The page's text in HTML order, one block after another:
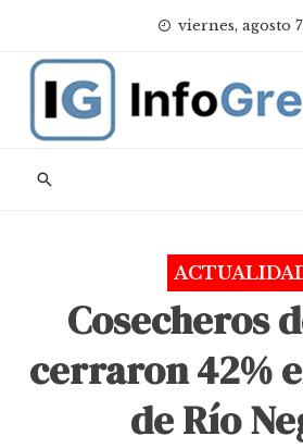
content
viernes, agosto 7
Cosecheros
cerraron 42%
de Río